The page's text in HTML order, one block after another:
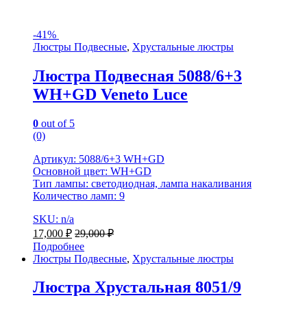
-41%
Люстры Подвесные, Хрустальные люстры
Люстра Подвесная 5088/6+3
WH+GD Veneto Luce
0 out of 5
(0)
Артикул: 5088/6+3 WH+GD
Основной цвет: WH+GD
Тип лампы: светодиодная, лампа накаливания
Количество ламп: 9
SKU: n/a
17,000 ₽ 29,000₽
Подробнее
Люстры Подвесные, Хрустальные люстры
Люстра Хрустальная 8051/9